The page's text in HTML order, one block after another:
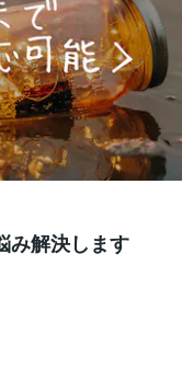
み解決します